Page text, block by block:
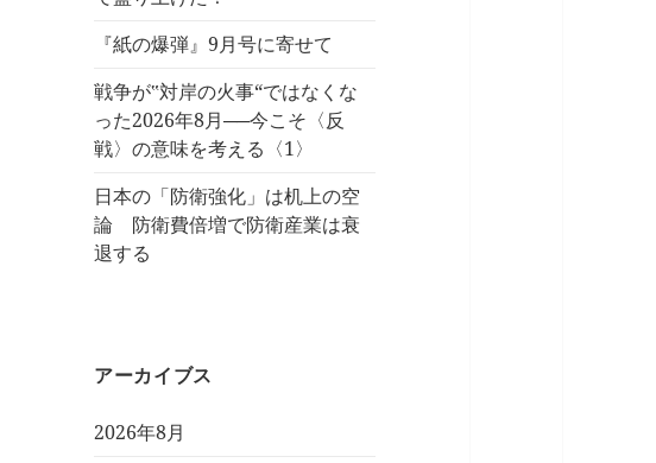
『紙の爆弾』9月号に寄せて
戦争が‟対岸の火事“ではなくな
った2026年8月──今こそ〈反
戦〉の意味を考える〈1〉
日本の「防衛強化」は机上の空
論 防衛費倍増で防衛産業は衰
退する
アーカイブス
2026年8月